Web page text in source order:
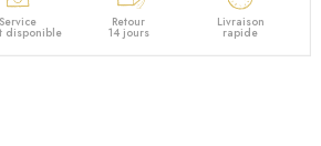
Service
disponible
Retour
14 jours
Livraison
rapide